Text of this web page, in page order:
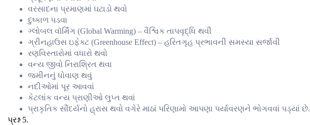
વરસાદના પ્રમાણમાં ઘટાડો થવો
દુષ્કાળ પડવા
ગ્લોબલ વૉર્મિંગ (Global Warming) – વૈશ્વિક તાપવૃદ્ધિ થવી
ગ્રીનહાઉસ ઇફેક્ટ (Greenhouse Effect) – હરિતગૃહ પ્રભાવની સમસ્યા સર્જાવી
રણવિસ્તારોમાં વધારો થવો
વન્ય જીવો નિરાશ્રિત થવા
જમીનનું ધોવાણ થવું
નદીઓમાં પૂર આવવાં
કેટલાંક વન્ય પ્રાણીઓ લુપ્ત થવાં
પ્રાકૃતિક સૌંદર્યનો હ્રાસ થવો વગેરે માઠાં પરિણામો આપણા પર્યાવરણને ભોગવવાં પડ્યાં છે.
પ્રશ્ન 5.